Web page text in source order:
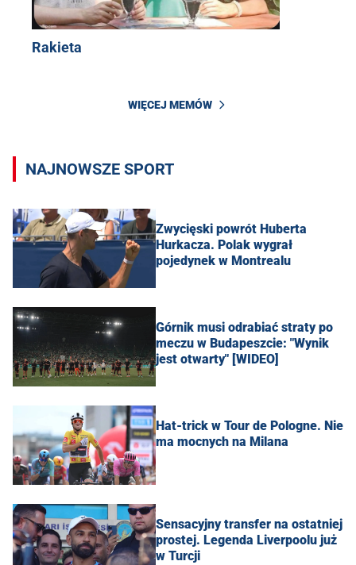
Rakieta
WIĘCEJ MEMÓW
NAJNOWSZE SPORT
Zwycięski powrót Huberta
Hurkacza. Polak wygrał
pojedynek w Montrealu
Górnik musi odrabiać straty po
meczu w Budapeszcie: "Wynik
jest otwarty" [WIDEO]
Hat-trick w Tour de Pologne. Nie
ma mocnych na Milana
Sensacyjny transfer na ostatniej
prostej. Legenda Liverpoolu już
w Turcji